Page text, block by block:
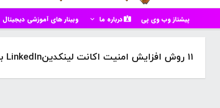
پیشتاز وب وی پی درباره ما وبینار های آموزشی دیجیتال
11 روش افزایش امنیت اکانت لینکدینLinkedIn با احراز هویت لینکدین❣